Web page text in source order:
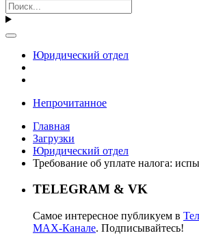
Юридический отдел
Непрочитанное
Главная
Загрузки
Юридический отдел
Требование об уплате налога:
TELEGRAM & VK
Самое интересное публикуем в
MAX-Канале. Подписывайтесь!